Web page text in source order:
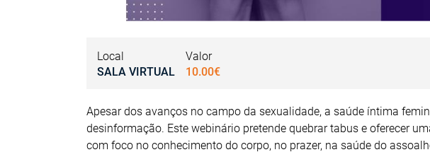
Local
SALA VIRTUAL
Valor
10.00€
Apesar dos avanços no campo da sexualidade, a saúde íntima
desinformação. Este webinário pretende quebrar tabus e oferecer
com foco no conhecimento do corpo, no prazer, na saúde do